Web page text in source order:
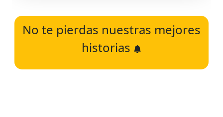
No te pierdas nuestras mejores
historias